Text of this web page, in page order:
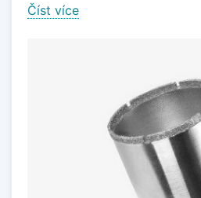
Číst více